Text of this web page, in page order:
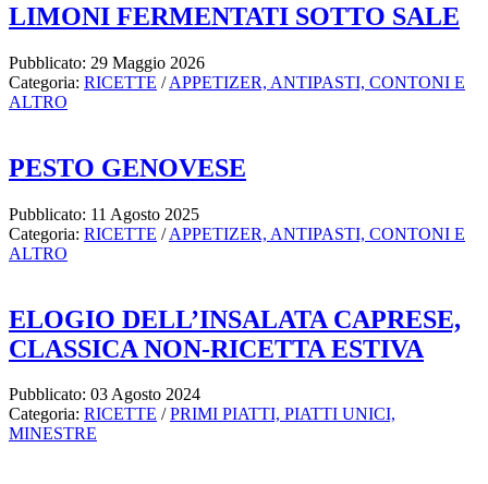
LIMONI FERMENTATI SOTTO SALE
Pubblicato: 29 Maggio 2026
Categoria: RICETTE /APPETIZER, ANTIPASTI, CONTONI E
ALTRO
PESTO GENOVESE
Pubblicato: 11 Agosto 2025
Categoria: RICETTE /APPETIZER, ANTIPASTI, CONTONI E
ALTRO
ELOGIO DELL’INSALATA CAPRESE,
CLASSICA NON-RICETTA ESTIVA
Pubblicato: 03 Agosto 2024
Categoria: RICETTE /PRIMI PIATTI, PIATTI UNICI,
MINESTRE